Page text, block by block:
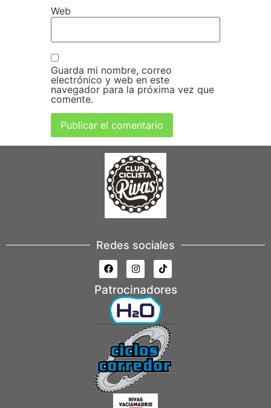
Web
Guarda mi nombre, correo
electrónico y web en este
navegador para la próxima vez que
comente.
Redes sociales
Patrocinadores